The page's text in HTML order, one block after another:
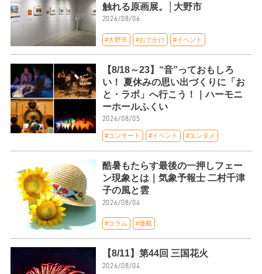
触れる原画展。│大野市
2026/08/06
#大野市 #おでかけ #イベント
【8/18～23】“音”っておもしろ
い！ 夏休みの思い出づくりに「お
と・ラボ」へ行こう！｜ハーモニ
ーホールふくい
2026/08/05
#コンサート #イベント #エンタメ
酷暑もたらす最後の一押しフェー
ン現象とは｜気象予報士 二村千津
子の風と雲
2026/08/04
#コラム #連載
【8/11】第44回 三国花火
2026/08/04